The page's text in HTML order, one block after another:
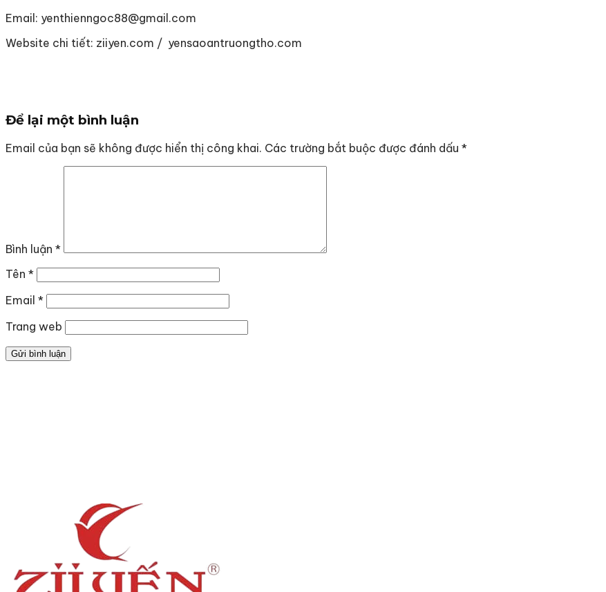
Email: yenthienngoc88@gmail.com
Website chi tiết: ziiyen.com / yensaoantruongtho.com
Để lại một bình luận
Email của bạn sẽ không được hiển thị công khai. Các trường bắt buộc được đánh dấu *
Bình luận *
Tên *
Email *
Trang web